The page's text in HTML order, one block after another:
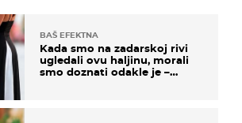
BAŠ EFEKTNA
Kada smo na zadarskoj rivi
ugledali ovu haljinu, morali
smo doznati odakle je –